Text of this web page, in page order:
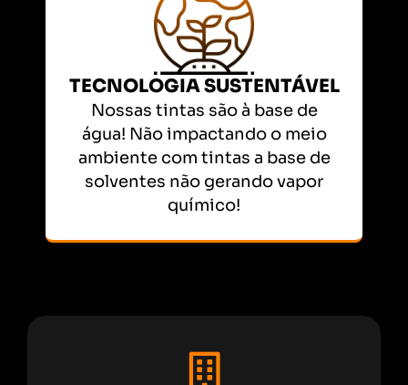
TECNOLOGIA SUSTENTÁVEL
Nossas tintas são à base de
água! Não impactando o meio
ambiente com tintas a base de
solventes não gerando vapor
químico!